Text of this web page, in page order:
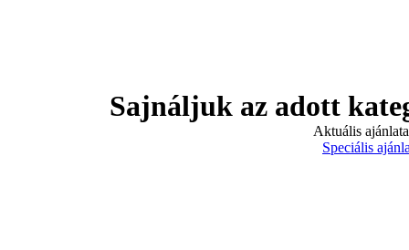
Sajnáljuk az adott
Aktuális
Speciális